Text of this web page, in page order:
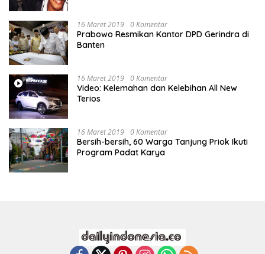
16 Maret 2019 0 Komentar
Prabowo Resmikan Kantor DPD Gerindra di
Banten
16 Maret 2019 0 Komentar
Video: Kelemahan dan Kelebihan All New
Terios
16 Maret 2019 0 Komentar
Bersih-bersih, 60 Warga Tanjung Priok Ikuti
Program Padat Karya